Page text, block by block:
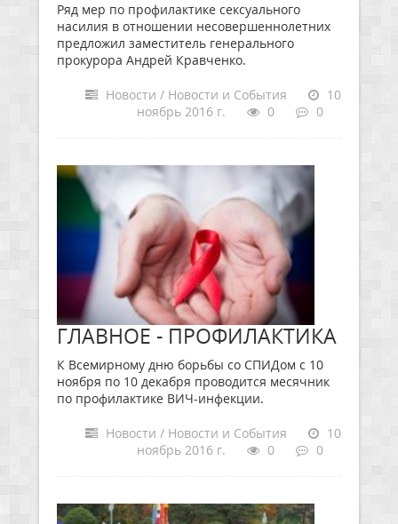
Ряд мер по профилактике сексуального
насилия в отношении несовершеннолетних
предложил заместитель генерального
прокурора Андрей Кравченко.
Новости / Новости и События
10
ноябрь 2016 г.
0 0
ГЛАВНОЕ - ПРОФИЛАКТИКА
К Всемирному дню борьбы со СПИДом с 10
ноября по 10 декабря проводится месячник
по профилактике ВИЧ-инфекции.
Новости / Новости и События
10
ноябрь 2016 г.
0 0